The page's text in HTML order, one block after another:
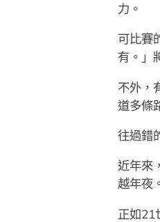
力。
可比賽
有。」
不外，
道多條
往過錯
近年來
越年夜
正如21